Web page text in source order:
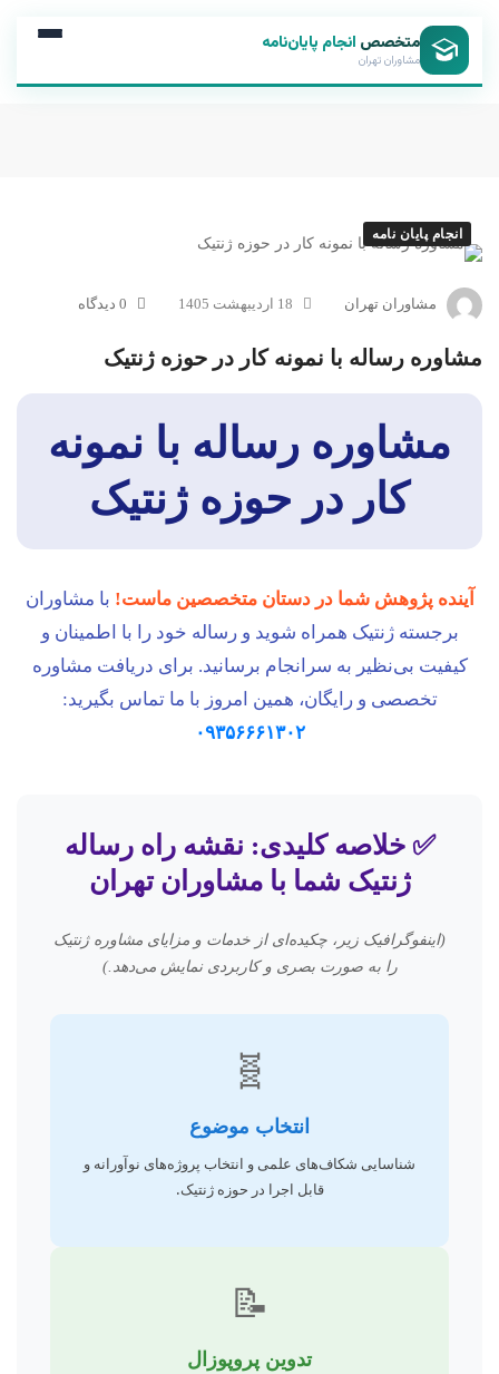
متخصص انجام پایان‌نامه
مشاوران تهران
انجام پایان نامه
مشاوران تهران 18 اردیبهشت 1405 0 دیدگاه
مشاوره رساله با نمونه کار در حوزه ژنتیک
مشاوره رساله با نمونه
کار در حوزه ژنتیک
آینده پژوهش شما در دستان متخصصین ماست! با مشاوران
برجسته ژنتیک همراه شوید و رساله خود را با اطمینان و
کیفیت بی‌نظیر به سرانجام برسانید. برای دریافت مشاوره
تخصصی و رایگان، همین امروز با ما تماس بگیرید:
۰۹۳۵۶۶۶۱۳۰۲
✅ خلاصه کلیدی: نقشه راه رساله
ژنتیک شما با مشاوران تهران
(اینفوگرافیک زیر، چکیده‌ای از خدمات و مزایای مشاوره ژنتیک
را به صورت بصری و کاربردی نمایش می‌دهد.)
🧬
انتخاب موضوع
شناسایی شکاف‌های علمی و انتخاب پروژه‌های نوآورانه و
قابل اجرا در حوزه ژنتیک.
📝
تدوین پروپوزال